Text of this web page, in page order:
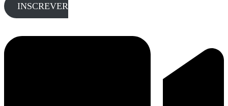
INSCREVER